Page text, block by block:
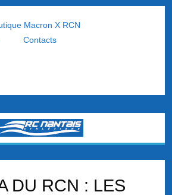
Macron X RCN
Contacts
DU RCN : LES